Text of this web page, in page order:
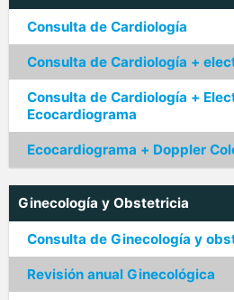
Consulta de Cardiología
Consulta de Cardiología +
Consulta de Cardiología +
Ecocardiograma
Ecocardiograma + Doppler
Ginecología y Obstetricia
Consulta de Ginecología y
Revisión anual Ginecológica